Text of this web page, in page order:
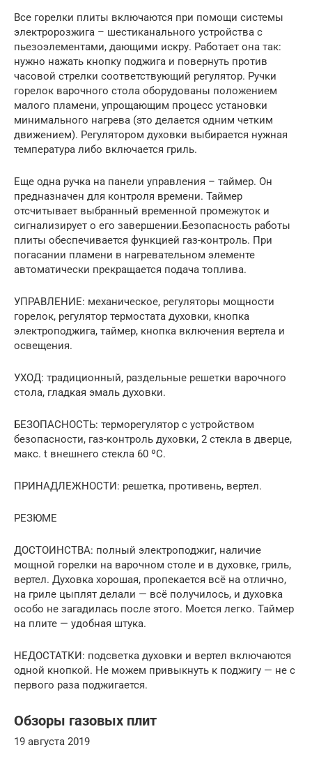
Все горелки плиты включаются при помощи системы
электророзжига – шестиканального устройства с
пьезоэлементами, дающими искру. Работает она так:
нужно нажать кнопку поджига и повернуть против
часовой стрелки соответствующий регулятор. Ручки
горелок варочного стола оборудованы положением
малого пламени, упрощающим процесс установки
минимального нагрева (это делается одним четким
движением). Регулятором духовки выбирается нужная
температура либо включается гриль.
Еще одна ручка на панели управления – таймер. Он
предназначен для контроля времени. Таймер
отсчитывает выбранный временной промежуток и
сигнализирует о его завершении.Безопасность работы
плиты обеспечивается функцией газ-контроль. При
погасании пламени в нагревательном элементе
автоматически прекращается подача топлива.
УПРАВЛЕНИЕ: механическое, регуляторы мощности
горелок, регулятор термостата духовки, кнопка
электроподжига, таймер, кнопка включения вертела и
освещения.
УХОД: традиционный, раздельные решетки варочного
стола, гладкая эмаль духовки.
БЕЗОПАСНОСТЬ: терморегулятор с устройством
безопасности, газ-контроль духовки, 2 стекла в дверце,
макс. t внешнего стекла 60 ºС.
ПРИНАДЛЕЖНОСТИ: решетка, противень, вертел.
РЕЗЮМЕ
ДОСТОИНСТВА: полный электроподжиг, наличие
мощной горелки на варочном столе и в духовке, гриль,
вертел. Духовка хорошая, пропекается всё на отлично,
на гриле цыплят делали — всё получилось, и духовка
особо не загадилась после этого. Моется легко. Таймер
на плите — удобная штука.
НЕДОСТАТКИ: подсветка духовки и вертел включаются
одной кнопкой. Не можем привыкнуть к поджигу — не с
первого раза поджигается.
Обзоры газовых плит
19 августа 2019